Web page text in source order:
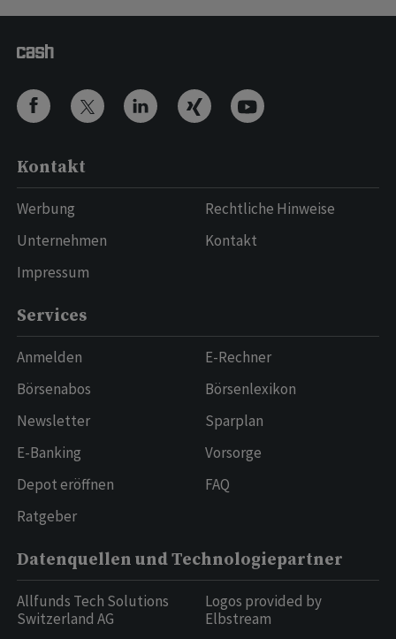
Kontakt
Werbung
Unternehmen
Impressum
Rechtliche Hinweise
Kontakt
Services
Anmelden
Börsenabos
Newsletter
E-Banking
Depot eröffnen
Ratgeber
E-Rechner
Börsenlexikon
Sparplan
Vorsorge
FAQ
Datenquellen und Technologiepartner
Allfunds Tech Solutions
Switzerland AG
Logos provided by
Elbstream